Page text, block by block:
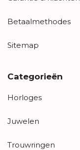
Betaalmethodes
Sitemap
Categorieën
Horloges
Juwelen
Trouwringen